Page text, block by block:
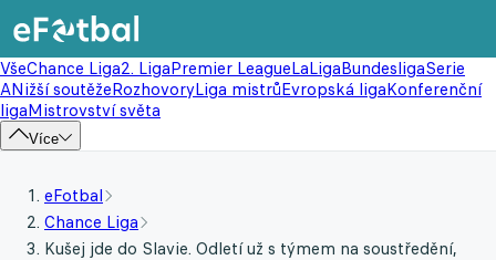
VšeChance Liga2. LigaPremier LeagueLaLigaBundesligaSerie
ANižší soutěžeRozhovoryLiga mistrůEvropská ligaKonferenční
ligaMistrovství světa
Více
eFotbal
Chance Liga
Kušej jde do Slavie. Odletí už s týmem na soustředění,